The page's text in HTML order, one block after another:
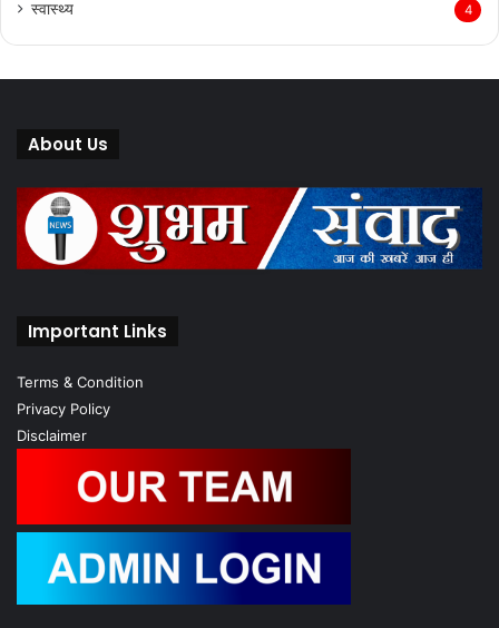
स्वास्थ्य 4
About Us
Important Links
Terms & Condition
Privacy Policy
Disclaimer